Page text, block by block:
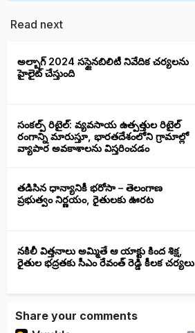
Read next
అల్బాగ్ 2024 సస్టైనబిలిటీ నివేదిక చర్యలను
హైలైట్ చేస్తుంది
సంకల్ప్ రిటైల్: వ్యవసాయ ఉత్పత్తుల రిటైల్
రంగాన్ని మారుస్తూ, భారతదేశంలోని గ్రామాల్లో
వ్యాపార అవకాశాలను విస్తరించడం
తడిసిన ధాన్యానికీ భరోసా – తెలంగాణ
ప్రభుత్వం నిర్ణయం, రైతులకు ఊరట
నకిలీ విత్తనాలు అమ్మితే ఆ యాక్టు కింద శిక్ష,
రైతుల భద్రతకు సీఎం రేవంత్ రెడ్డి కీలక చర్యలు
Share your comments